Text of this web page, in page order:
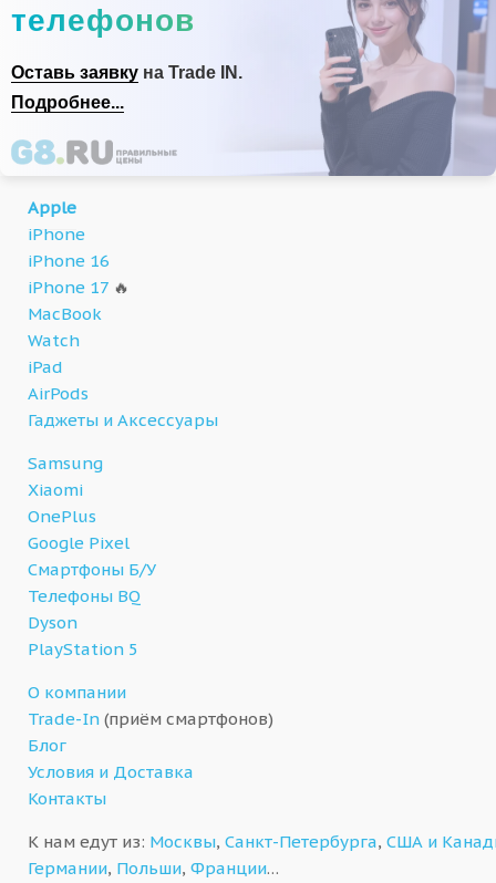
телефонов
Оставь заявку на Trade IN.
Подробнее...
Apple
iPhone
iPhone 16
iPhone 17 🔥
MacBook
Watch
iPad
AirPods
Гаджеты и Аксессуары
Samsung
Xiaomi
OnePlus
Google Pixel
Смартфоны Б/У
Телефоны BQ
Dyson
PlayStation 5
О компании
Trade-In (приём смартфонов)
Блог
Условия и Доставка
Контакты
К нам едут из: Москвы, Санкт-Петербурга, США и
Германии, Польши, Франции…